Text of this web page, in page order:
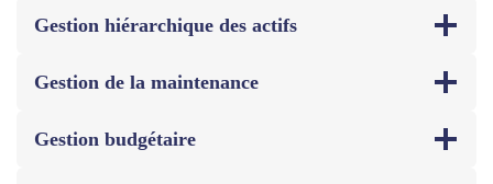
Gestion hiérarchique des actifs
Gestion de la maintenance
Gestion budgétaire